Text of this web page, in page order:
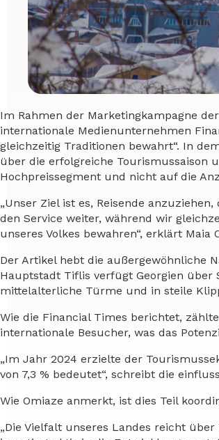
Im Rahmen der Marketingkampagne
internationale Medienunternehmen
gleichzeitig Traditionen bewahrt“. In
über die erfolgreiche Tourismussaison
Hochpreissegment und nicht auf die
„Unser Ziel ist es, Reisende
den Service weiter, während wir
unseres Volkes bewahren“, erklärt Maia
Der Artikel hebt die außergewöhnliche
Hauptstadt Tiflis verfügt Georgien über
mittelalterliche Türme und in steile
Wie die Financial Times berichtet,
internationale Besucher, was das
„Im Jahr 2024 erzielte der
von 7,3 % bedeutet“, schreibt die
Wie Omiaze anmerkt, ist dies Teil
„Die Vielfalt unseres Landes reicht